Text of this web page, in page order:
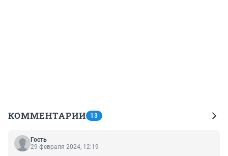
КОММЕНТАРИИ 13
Гость
29 февраля 2024, 12:19